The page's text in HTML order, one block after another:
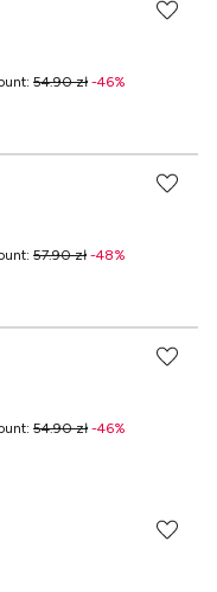
: 54.90 zł -46%
: 57.90 zł -48%
: 54.90 zł -46%